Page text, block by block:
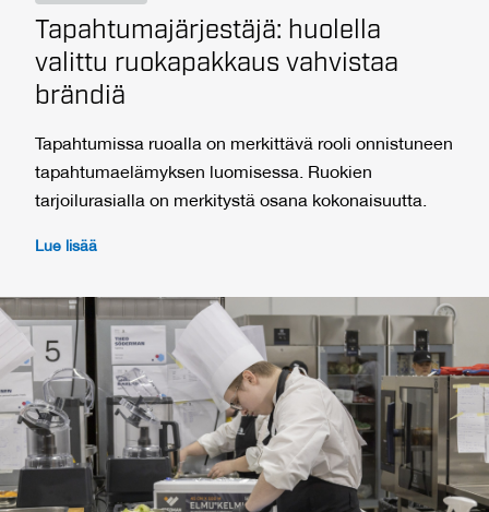
Tapahtumajärjestäjä: huolella
valittu ruokapakkaus vahvistaa
brändiä
Tapahtumissa ruoalla on merkittävä rooli onnistuneen
tapahtumaelämyksen luomisessa. Ruokien
tarjoilurasialla on merkitystä osana kokonaisuutta.
Lue lisää